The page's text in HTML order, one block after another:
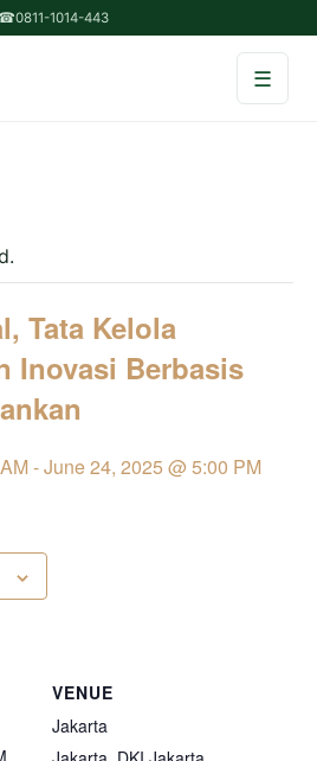
☎0811-1014-443
☰
Contact Us
Tata Kelola
Inovasi Berbasis
-June 24, 2025 @ 5:00 PM
VENUE
Jakarta